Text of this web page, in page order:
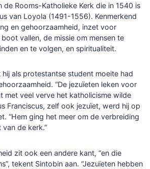
de Rooms-Katholieke Kerk die in 1540 is
van Loyola (1491-1556). Kenmerkend
en gehoorzaamheid, inzet voor
vallen, de missie om mensen te
en te volgen, en spiritualiteit.
als protestantse student moeite had
“De jezuïeten leken voor
met veel verve het katholicisme wilde
Franciscus, zelf ook jezuïet, werd hij op
“Hem ging het meer om de verbreiding
de kerk.”
zit ook een andere kant, “en die
tekent Sintobin aan. “Jezuïeten hebben